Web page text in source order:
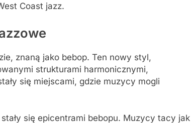
Coast jazz.
znaną jako bebop. Ten nowy styl,
strukturami harmonicznymi,
się miejscami, gdzie muzycy mogli
stały się epicentrami bebopu. Muzycy tacy jak